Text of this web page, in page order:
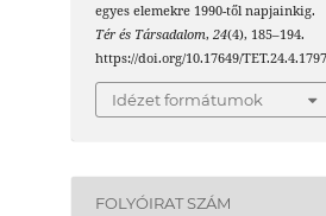
egyes elemekre 1990-től napjainkig.
Tér és Társadalom,24(4), 185–194.
https://doi.org/10.17649/
Idézet formátumok
FOLYÓIRAT SZÁM